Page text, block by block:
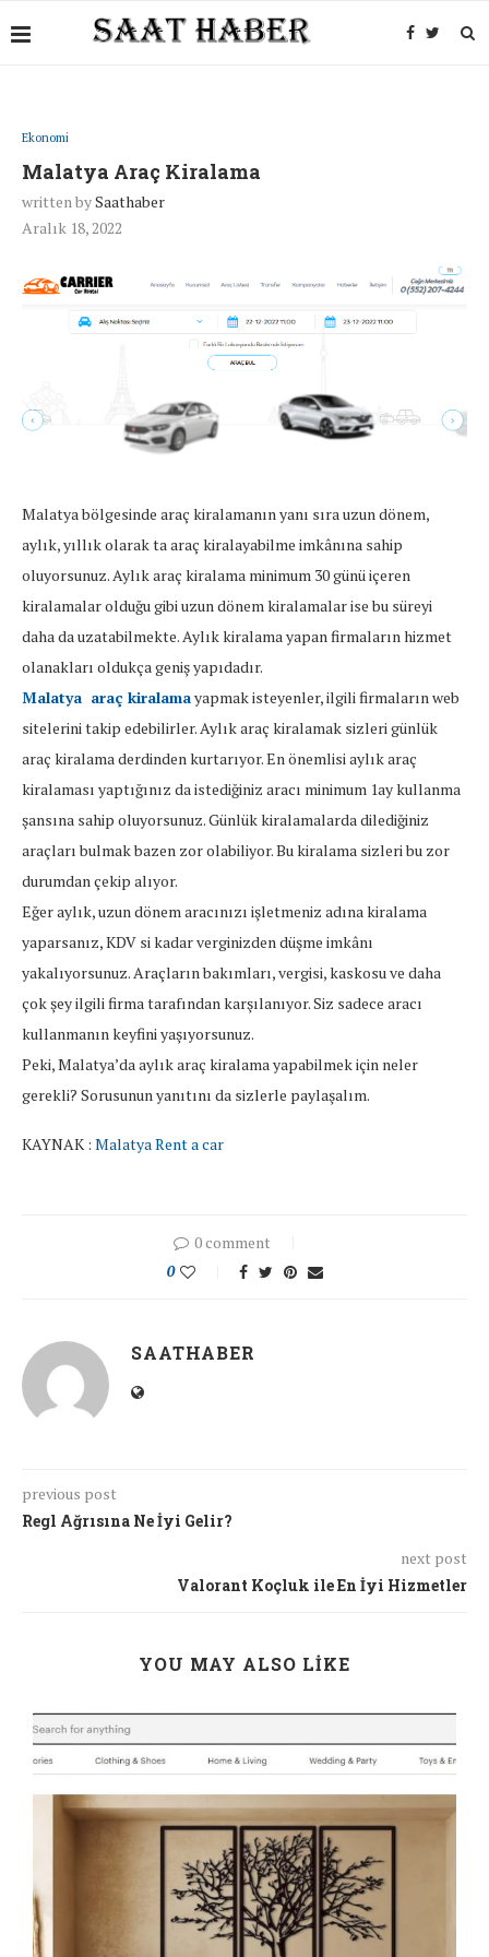
Ekonomi
Malatya Araç Kiralama
written bySaathaber
Aralık 18, 2022
Malatya bölgesinde araç kiralamanın yanı sıra uzun dönem,
aylık, yıllık olarak ta araç kiralayabilme imkânına sahip
oluyorsunuz. Aylık araç kiralama minimum 30 günü içeren
kiralamalar olduğu gibi uzun dönem kiralamalar ise bu süreyi
daha da uzatabilmekte. Aylık kiralama yapan firmaların hizmet
olanakları oldukça geniş yapıdadır.
Malatya araç kiralamayapmak isteyenler, ilgili firmaların web
sitelerini takip edebilirler. Aylık araç kiralamak sizleri günlük
araç kiralama derdinden kurtarıyor. En önemlisi aylık araç
kiralaması yaptığınız da istediğiniz aracı minimum 1ay kullanma
şansına sahip oluyorsunuz. Günlük kiralamalarda dilediğiniz
araçları bulmak bazen zor olabiliyor. Bu kiralama sizleri bu zor
durumdan çekip alıyor.
Eğer aylık, uzun dönem aracınızı işletmeniz adına kiralama
yaparsanız, KDV si kadar verginizden düşme imkânı
yakalıyorsunuz. Araçların bakımları, vergisi, kaskosu ve daha
çok şey ilgili firma tarafından karşılanıyor. Siz sadece aracı
kullanmanın keyfini yaşıyorsunuz.
Peki, Malatya’da aylık araç kiralama yapabilmek için neler
gerekli? Sorusunun yanıtını da sizlerle paylaşalım.
KAYNAK : Malatya Rent a car
0 comment
0
SAATHABER
previous post
Regl Ağrısına Ne İyi Gelir?
next post
Valorant Koçluk ile En İyi Hizmetler
YOU MAY ALSO LIKE